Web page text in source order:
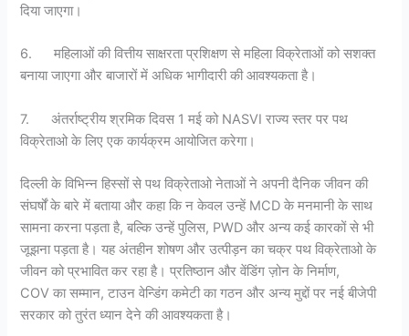
दिया जाएगा।
6. महिलाओं की वित्तीय साक्षरता प्रशिक्षण से महिला विक्रेताओं को सशक्त
बनाया जाएगा और बाजारों में अधिक भागीदारी की आवश्यकता है।
7. अंतर्राष्ट्रीय श्रमिक दिवस 1 मई को NASVI राज्य स्तर पर पथ
विक्रेताओ के लिए एक कार्यक्रम आयोजित करेगा।
दिल्ली के विभिन्न हिस्सों से पथ विक्रेताओ नेताओं ने अपनी दैनिक जीवन की
संघर्षों के बारे में बताया और कहा कि न केवल उन्हें MCD के मनमानी के साथ
सामना करना पड़ता है, बल्कि उन्हें पुलिस, PWD और अन्य कई कारकों से भी
जूझना पड़ता है। यह अंतहीन शोषण और उत्पीड़न का चक्र पथ विक्रेताओ के
जीवन को प्रभावित कर रहा है। प्रतिष्ठान और वेंडिंग ज़ोन के निर्माण,
COV का सम्मान, टाउन वेन्डिंग कमेटी का गठन और अन्य मुद्दों पर नई बीजेपी
सरकार को तुरंत ध्यान देने की आवश्यकता है।